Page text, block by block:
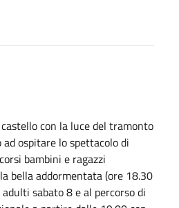
castello con la luce del tramonto
ospitare lo spettacolo di
bambini e ragazzi
bella addormentata (ore 18.30
sabato 8 e al percorso di